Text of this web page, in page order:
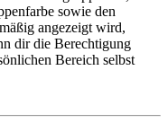
sowie den
angezeigt wird,
dir die Berechtigung
Bereich selbst